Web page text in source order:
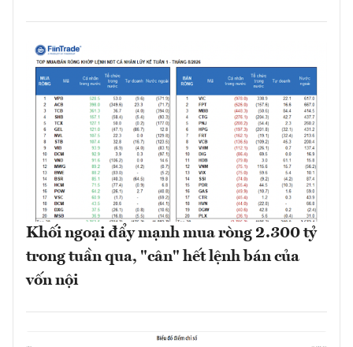
Khối ngoại đẩy mạnh mua ròng 2.300 tỷ
trong tuần qua, "cân" hết lệnh bán của
vốn nội